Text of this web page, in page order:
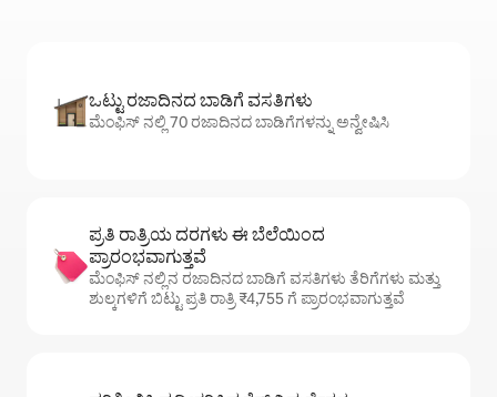
ಒಟ್ಟು ರಜಾದಿನದ ಬಾಡಿಗೆ ವಸತಿಗಳು
ಮೆಂಫಿಸ್ ನಲ್ಲಿ 70 ರಜಾದಿನದ ಬಾಡಿಗೆಗಳನ್ನು ಅನ್ವೇಷಿಸಿ
ಪ್ರತಿ ರಾತ್ರಿಯ ದರಗಳು ಈ ಬೆಲೆಯಿಂದ
ಪ್ರಾರಂಭವಾಗುತ್ತವೆ
ಮೆಂಫಿಸ್ ನಲ್ಲಿನ ರಜಾದಿನದ ಬಾಡಿಗೆ ವಸತಿಗಳು ತೆರಿಗೆಗಳು ಮತ್ತು
ಶುಲ್ಕಗಳಿಗೆ ಬಿಟ್ಟು ಪ್ರತಿ ರಾತ್ರಿ ₹4,755 ಗೆ ಪ್ರಾರಂಭವಾಗುತ್ತವೆ